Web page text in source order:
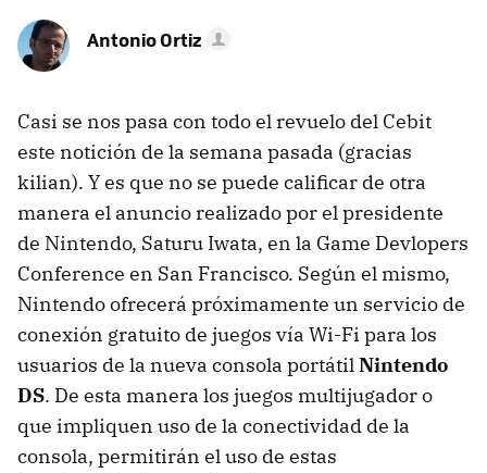
Antonio Ortiz
Casi se nos pasa con todo el revuelo del Cebit
este notición de la semana pasada (gracias
kilian). Y es que no se puede calificar de otra
manera el anuncio realizado por el presidente
de Nintendo, Saturu Iwata, en la Game Devlopers
Conference en San Francisco. Según el mismo,
Nintendo ofrecerá próximamente un servicio de
conexión gratuito de juegos vía Wi-Fi para los
usuarios de la nueva consola portátilNintendo
DS. De esta manera los juegos multijugador o
que impliquen uso de la conectividad de la
consola, permitirán el uso de estas